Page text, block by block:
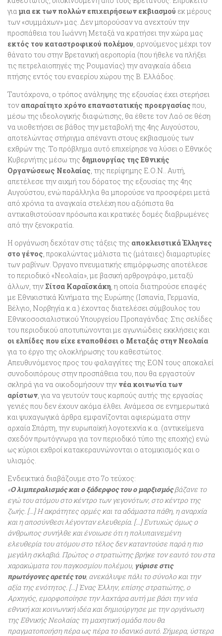
για μια εκ των πολλών επιχειρήσεων εκβιασμού εκ μέρους
των «συμμάχων» μας. Δεν μπορούσαν να ανεχτούν την
προσπάθεια του Ιωάννη Μεταξά να κρατήσει την χώρα μας
εκτός του καταστροφικού πολέμου , αρνούμενος μέχρι τον
θάνατο του στην Βρετανική αεροπορία (που ήθελε να πλήξει
τις πετρελαιοπηγές της Ρουμανίας) την αναγκαία άδεια
πτήσης εντός του εναερίου χώρου της Β. Ελλάδος.
Ταυτόχρονα, ο τρόπος ανάληψης της εξουσίας έχει στερήσει
τον απαραίτητο χρόνο επαναστατικής προεργασίας που,
μέσω της ιδεολογικής διαφώτισης, θα έθετε τον Λαό σε θέση
να υιοθετήσει σε βάθος την μεταβολή της 4ης Αυγούστου,
αποτελώντας στήριγμα απέναντι στους εκβιασμούς των
εχθρών της. Το πρόβλημα αυτό επιχείρησε να λύσει ο Εθνικός
Κυβερνήτης μέσω της δημιουργίας της Εθνικής
Οργανώσεως Νεολαίας , της περίφημης Ε.Ο.Ν.. Αυτή,
απετέλεσε την αιχμή του δόρατος της εξουσίας της 4ης
Αυγούστου, ενώ παράλληλα θα μπορούσε να προσφέρει μετά
από χρόνια τα αναγκαία στελέχη που αξιόπιστα θα
αντικαθιστούσαν πρόσωπα και κρατικές δομές διαβρωμένες
από την ξενοκρατία.
Η οργάνωση δεχόταν στις τάξεις της αποκλειστικά Έλληνες
στο γένος, προκαλώντας μάλιστα τις (μάταιες) διαμαρτυρίες
των ραβίνων. Όργανο πνευματικής επιμόρφωσης αποτέλεσε
το περιοδικό «Νεολαία», με βασική αρθρογράφο, μεταξύ
άλλων, την Σίτσα Καραϊσκάκη, η οποία διατηρούσε επαφές
με Εθνικιστικά Κινήματα της Ευρώπης (Ισπανία, Γερμανία,
Βέλγιο, Νορβηγία κ.α.) έχοντας διατελέσει σύμβουλος του
Εθνικοσοσιαλιστικού Υπουργείου Προπαγάνδας. Στις σελίδες
του περιοδικού αποτυπώνονται με αγωνιώδεις εκκλήσεις και
οι ελπίδες που είχε εναποθέσει ο Μεταξάς στην Νεολαία
για το έργο της ολοκλήρωσης του καθεστώτος.
Απευθυνόμενος προς του φαλαγγίτες της ΕΟΝ τους αποκαλεί
συνοδοιπόρους στην προσπάθεια του, που θα εργαστούν
σκληρά για να οικοδομήσουν την νέα κοινωνία των
αρίστων, για να γευτούν τους καρπούς αυτής της εργασίας
γενιές που δεν έχουν ακόμα έλθει. Ανάμεσα σε ενημερωτικά
και ψυχαγωγικά άρθρα εμφανίζονται αφιερώματα στην
αρχαία Σπάρτη, την ευρωπαϊκή λογοτεχνία κ.α. (αντικείμενα
σχεδόν πρωτόγνωρα για τον περιοδικό τύπο της εποχής) ενώ
ως κύριοι εχθροί κατακεραυνώνονται ο ατομικισμός και ο
υλισμός.
Ενδεικτικά διαβάζουμε στο 7ο τεύχος:
«Ο λιμπεραλισμός και ο ξάδερφος του ο μαρξισμόςβάζανε το
εγώ του ατόμου στο κέντρο των γεγονότων, στο κέντρο της
ζωής. […] Η ακράτητες ορμές και τα αδάμαστα πάθη, η αναρχία
και η αποσύνθεσι λέγονταν ελευθερία. […] Ευτυχώς όμως ο
άνθρωπος συνήλθε και ένοιωσε ότι η πολυπαινεμένη
ελευθερία του ατόμου στο τέλος δεν καταντούσε παρά η πιο
μεγάλη σκλαβιά. Πρώτος ο στρατιώτης βρήκε τον εαυτό του στα
χαρακώματα του παγκοσμίου πολέμου, γύρισε στις
πρωτόγονες αρετές του, ανεκάλυψε πάλι το σύνολο και την
αξία της ενότητος. […] Ένας Έλλην, επίσης στρατιώτης, ο
Αρχηγός, εμορφοποίησε την λαχτάρα αυτή με βάσι την νέα
εθνική και κοινωνική ιδέα και δημιούργησε με την οργάνωση
της Εθνικής Νεολαίας τη μαχητική ομάδα που θα
πραγματοποιήση πέρα ως πέρα το ιδανικό αυτό. Σήμερα, ύστερα